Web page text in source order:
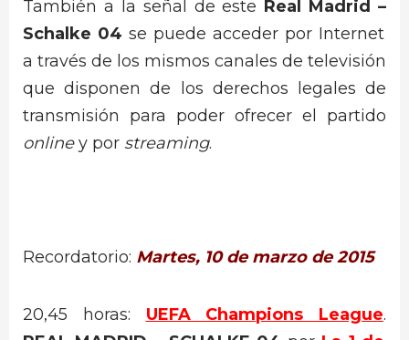
También a la señal de este Real Madrid –
Schalke 04 se puede acceder por Internet
a través de los mismos canales de televisión
que disponen de los derechos legales de
transmisión para poder ofrecer el partido
onliney por streaming.
Recordatorio: Martes, 10 de marzo de 2015
20,45 horas: UEFA Champions League.